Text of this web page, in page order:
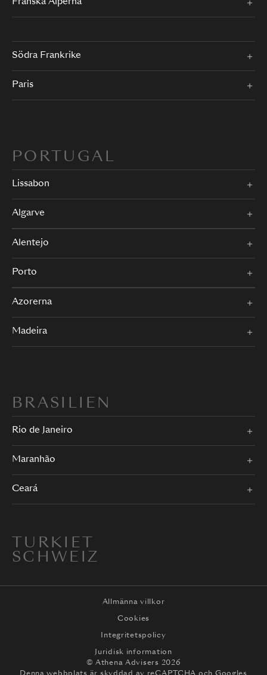
Franska Alperna
Södra Frankrike
Paris
PORTUGAL
Lissabon
Algarve
Alentejo
Porto
Azorerna
Madeira
BRASILIEN
Rio de Janeiro
Maranhão
Ceará
TURKIET
SCHWEIZ
Allmänna villkor
Cookies
Integritetspolicy
Juridisk information
© Athena Advisers 2026